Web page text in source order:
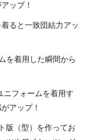
ップ！
ると一致団結力アッ
を着用した瞬間から
ニフォームを着用す
アップ！
版（型）を作ってお